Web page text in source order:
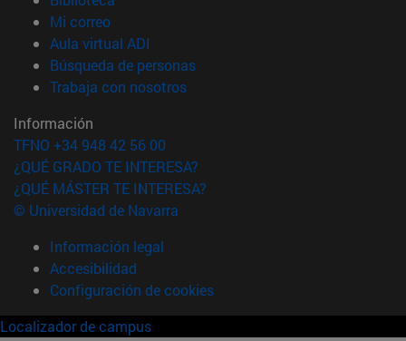
Mi correo(abre en nueva ventana)
Aula virtual ADI
Búsqueda de personas(abre en nueva ventana)
Trabaja con nosotros(abre en nueva ventana)
Información
TFNO +34 948 42 56 00
¿QUÉ GRADO TE INTERESA?
¿QUÉ MÁSTER TE INTERESA?
© Universidad de Navarra
Información legal
Accesibilidad
Configuración de cookies
Localizador de campus